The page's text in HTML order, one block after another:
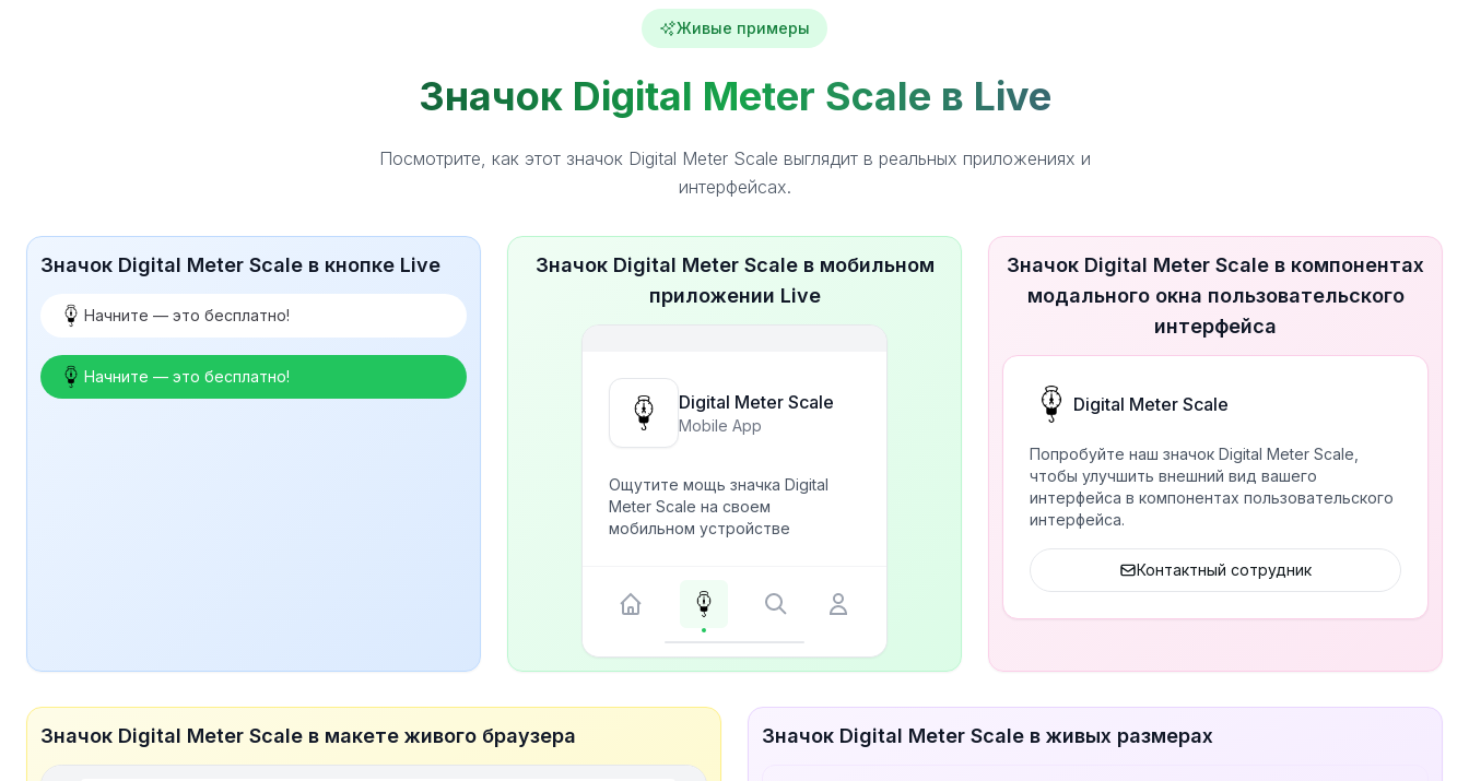
Живые примеры
Значок Digital Meter Scale в Live
Посмотрите, как этот значок Digital Meter Scale выглядит в реальных приложениях и
интерфейсах.
Значок Digital Meter Scale в кнопке Live
Начните — это бесплатно!
Начните — это бесплатно!
Значок Digital Meter Scale в мобильном
приложении Live
Digital Meter Scale
Mobile App
Ощутите мощь значка Digital
Meter Scale на своем
мобильном устройстве
Значок Digital Meter Scale в компонентах
модального окна пользовательского
интерфейса
Digital Meter Scale
Попробуйте наш значок Digital Meter Scale,
чтобы улучшить внешний вид вашего
интерфейса в компонентах пользовательского
интерфейса.
Контактный сотрудник
Значок Digital Meter Scale в макете живого браузера Значок Digital Meter Scale в живых размерах